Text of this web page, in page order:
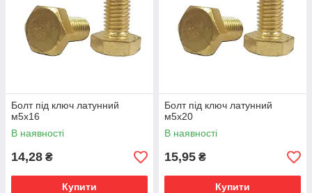
Болт під ключ латунний
м5х16
В наявності
14,28 ₴
Купити
Болт під ключ латунний
м5х20
В наявності
15,95 ₴
Купити